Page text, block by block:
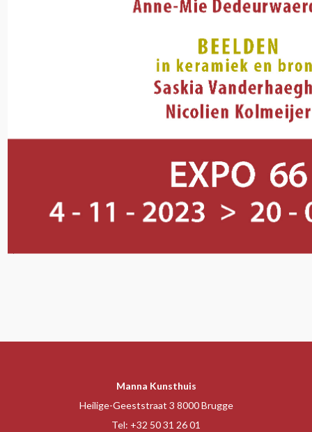
Manna Kunsthuis
Heilige-Geeststraat 3 8000 Brugge
Tel: +32 50 31 26 01